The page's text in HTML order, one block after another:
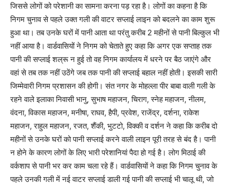
जिससे लोगों को परेशानी का सामना करना पड़ रहा है। लोगों का कहना है कि
निगम चुनाव से पहले उक्त गली की वाटर सप्लाई लाइन को बदलने का काम शुरू
हुआ था। तब उनके घरों में पानी आता था परंतु करीब 2 महीनों से पानी बिल्कुल भी
नहीं आया है। वार्डवासियों ने निगम को चेताते हुए कहा कि अगर एक सप्ताह तक
पानी की सप्लाई शल्रू न हुई तो वह निगम कार्यालय में धरने पर बैठ जाएंगे और
वहां से तब तक नहीं उठेंगे जब तक पानी की सप्लाई बहाल नहीं होती। इसकी सारी
जिम्मेवारी निगम प्रशासन की होगी। संत नगर के मोहल्ला पीर बाबा वाली गली के
रहने वाले इलाका निवासी भानु, सुभाष महाजन, चिराग, स्नेह महाजन, नीलम,
वंदना, विकास महाजन, मनीषा, राघव, हैपी, प्रवेश, राजेंद्र, दर्शना, राकेश
महाजन, राहुल महाजन, रजत, शैंकी, भुटटो, विक्की व दर्शन ने कहा कि करीब दो
महीनों से उनके घरों को पानी सप्लाई करने वाली लाइन पूरी तरह से बंद है। पानी
न होने के कारण लोगों के लिए भारी परेशानियां पैदा हो गई है। लोग मिठाई की
वर्कशाप से पानी भर कर काम चला रहे हैं। वार्डवासियों ने कहा कि निगम चुनाव के
पहले उनकी गली में नई वाटर सप्लाई डाली गई पानी की सप्लाई भी चालू थी, जो